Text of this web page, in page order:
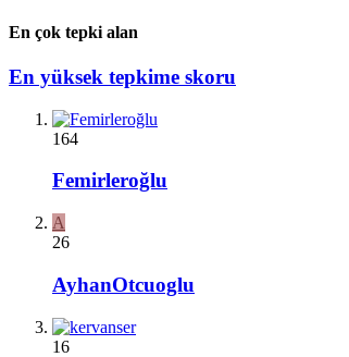
En çok tepki alan
En yüksek tepkime skoru
164
Femirleroğlu
A
26
AyhanOtcuoglu
16